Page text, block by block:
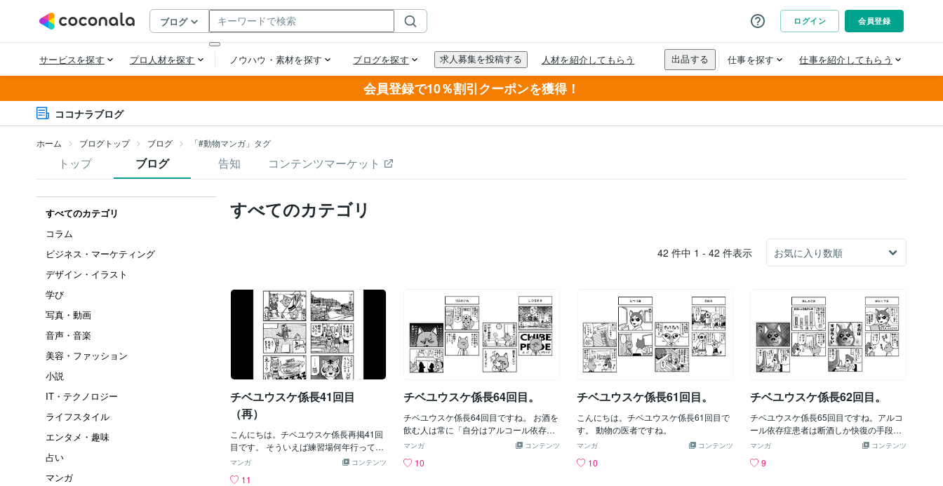
会員登録で10％割引クーポンを獲得！
ココナラブログ
ホーム ブログトップ ブログ 「#動物マンガ」タグ
トップ ブログ 告知 コンテンツマーケット
すべてのカテゴリ
コラム
ビジネス・マーケティング
デザイン・イラスト
学び
写真・動画
音声・音楽
美容・ファッション
小説
IT・テクノロジー
ライフスタイル
エンタメ・趣味
占い
マンガ
すべてのカテゴリ
42 件中 1 - 42 件表示
チベユウスケ係長41回目
（再）
こんにちは。チベユウスケ係長再掲41回
目です。 そういえば練習場何年行ってな
いでしょうか。
コンテンツ
マンガ
11
チベユウスケ係長64回目。
チベユウスケ係長64回目ですね。 お酒を
飲む人は常に「自分はアルコール依存症
なんじゃないか」と不安に思うんです
ル依存症ではない」と強弁するようにな
コンテンツ
マンガ
10
チベユウスケ係長61回目。
こんにちは。チベユウスケ係長61回目で
す。 動物の医者ですね。
コンテンツ
マンガ
10
チベユウスケ係長62回目。
チベユウスケ係長65回目ですね。アルコ
ール依存症患者は断酒しか快復の手段は
ないのですが、あきらめきれないのです
コンテンツ
マンガ
9